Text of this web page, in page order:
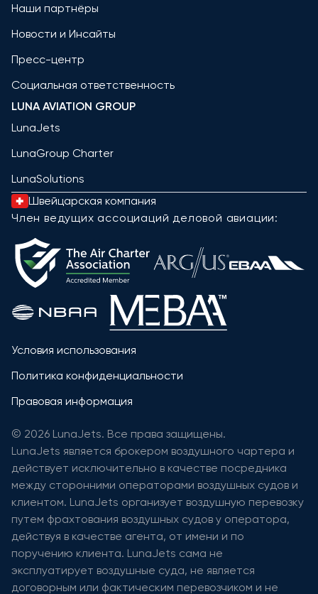
Наши партнёры
Новости и Инсайты
Пресс-центр
Социальная ответственность
LUNA AVIATION GROUP
LunaJets
LunaGroup Charter
LunaSolutions
Швейцарская компания
Член ведущих ассоциаций деловой авиации:
Условия использования
Политика конфиденциальности
Правовая информация
© 2026 LunaJets. Все права защищены.
LunaJets является брокером воздушного чартера и
действует исключительно в качестве посредника
между сторонними операторами воздушных судов и
клиентом. LunaJets организует воздушную перевозку
путем фрахтования воздушных судов у оператора,
действуя в качестве агента, от имени и по
поручению клиента. LunaJets сама не
эксплуатирует воздушные суда, не является
договорным или фактическим перевозчиком и не